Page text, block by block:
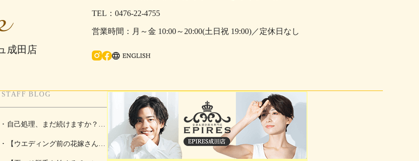
成田店
0476-22-4755
月～金 10:00～20:00(土日祝 19:00)／定休日なし
STAFF BLOG
自己処理、まだ続けますか？夏
こそ脱毛を始めるチャンス！
【ウエディング前の花嫁さんに